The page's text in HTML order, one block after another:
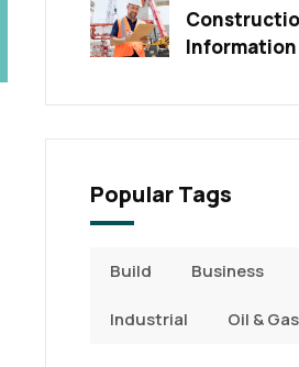
Information
Popular Tags
Build Business
Industrial Oil & Gas